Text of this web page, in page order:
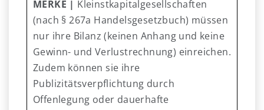
MERKE | Kleinstkapitalgesellschaften
(nach § 267a Handelsgesetzbuch) müssen
nur ihre Bilanz (keinen Anhang und keine
Gewinn- und Verlustrechnung) einreichen.
Zudem können sie ihre
Publizitätsverpflichtung durch
Offenlegung oder dauerhafte